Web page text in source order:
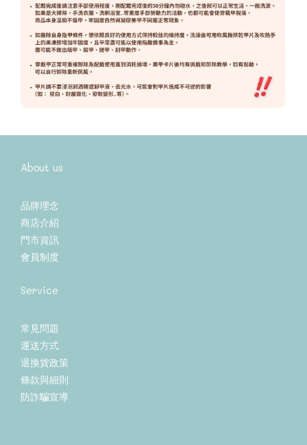
About us
品牌理念
商店介紹
門市資訊
會員制度
Service
常見問題
運送方式
退換貨政策
條款與細則
防詐騙宣導